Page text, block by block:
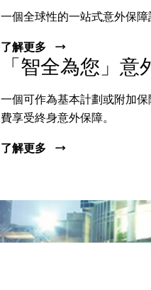
一個全球性的一站式意外保障
了解更多
「智全為您」意
一個可作為基本計劃或附加
費享受終身意外保障。
了解更多